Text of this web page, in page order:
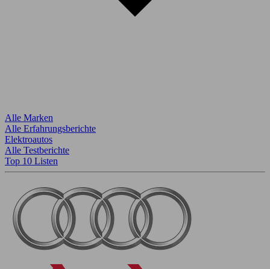
Alle Marken
Alle Erfahrungsberichte
Elektroautos
Alle Testberichte
Top 10 Listen